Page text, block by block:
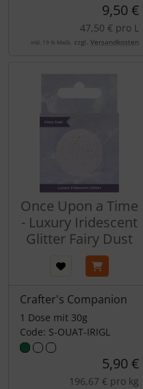
9,50 €
47,50 € pro L
inkl. 19 % MwSt. zzgl. Versandkosten
Once Upon a Time
- Luxury Iridescent
Glitter Fairy Dust
Crafter's Companion
1 Dose mit 30g
Code: S-OUAT-IRIGL
5,90 €
196,67 € pro kg